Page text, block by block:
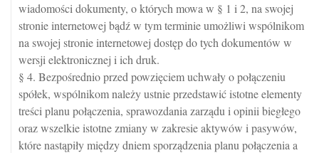
wiadomości dokumenty, o których mowa w § 1 i 2, na swojej
stronie internetowej bądź w tym terminie umożliwi wspólnikom
na swojej stronie internetowej dostęp do tych dokumentów w
wersji elektronicznej i ich druk.
§ 4. Bezpośrednio przed powzięciem uchwały o połączeniu
spółek, wspólnikom należy ustnie przedstawić istotne elementy
treści planu połączenia, sprawozdania zarządu i opinii biegłego
oraz wszelkie istotne zmiany w zakresie aktywów i pasywów,
które nastąpiły między dniem sporządzenia planu połączenia a